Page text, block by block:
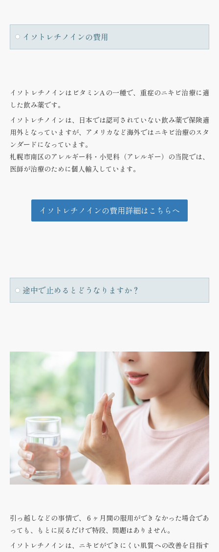
イソトレチノインの費用
イソトレチノインはビタミンAの一種で、重症のニキビ治療に適
した飲み薬です。
イソトレチノインは、日本では認可されていない飲み薬で保険適
用外となっていますが、アメリカなど海外ではニキビ治療のスタ
ンダードになっています。
札幌市南区のアレルギー科・小児科（アレルギー）の当院では、
医師が治療のために個人輸入しています。
イソトレチノインの費用詳細はこちらへ
途中で止めるとどうなりますか？
引っ越しなどの事情で、６ヶ月間の服用ができなかった場合であ
っても、もとに戻るだけで特段、問題はありません。
イソトレチノインは、ニキビができにくい肌質への改善を目指す